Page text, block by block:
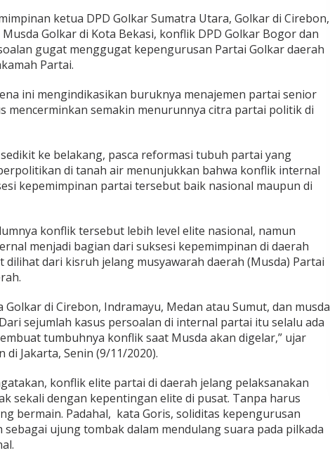
ketua DPD Golkar Sumatra Utara, Golkar di Cirebon,
Golkar di Kota Bekasi, konflik DPD Golkar Bogor dan
gugat menggugat kepengurusan Partai Golkar daerah
Partai.
ini mengindikasikan buruknya menajemen partai senior
mencerminkan semakin menurunnya citra partai politik di
ke belakang, pasca reformasi tubuh partai yang
di tanah air menunjukkan bahwa konflik internal
kepemimpinan partai tersebut baik nasional maupun di
konflik tersebut lebih level elite nasional, namun
menjadi bagian dari suksesi kepemimpinan di daerah
dilihat dari kisruh jelang musyawarah daerah (Musda) Partai
Golkar di Cirebon, Indramayu, Medan atau Sumut, dan musda
sejumlah kasus persoalan di internal partai itu selalu ada
tumbuhnya konflik saat Musda akan digelar,” ujar
di Jakarta, Senin (9/11/2020).
konflik elite partai di daerah jelang pelaksanakan
sekali dengan kepentingan elite di pusat. Tanpa harus
bermain. Padahal, kata Goris, soliditas kepengurusan
sebagai ujung tombak dalam mendulang suara pada pilkada